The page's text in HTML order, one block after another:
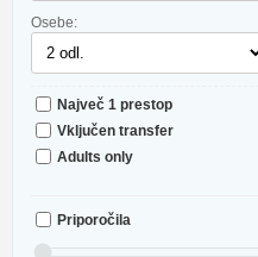
Osebe:
Največ 1 prestop
Vključen transfer
Adults only
Priporočila